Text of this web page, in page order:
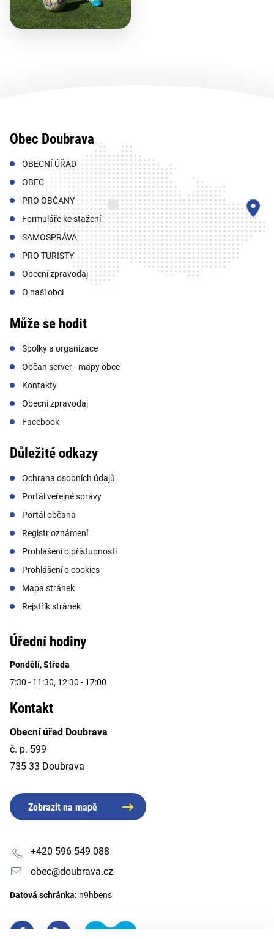
Obec Doubrava
OBECNÍ ÚŘAD
OBEC
PRO OBČANY
Formuláře ke stažení
SAMOSPRÁVA
PRO TURISTY
Obecní zpravodaj
O naší obci
Může se hodit
Spolky a organizace
Občan server - mapy obce
Kontakty
Obecní zpravodaj
Facebook
Důležité odkazy
Ochrana osobních údajů
Portál veřejné správy
Portál občana
Registr oznámení
Prohlášení o přístupnosti
Prohlášení o cookies
Mapa stránek
Rejstřík stránek
Úřední hodiny
Pondělí, Středa
7:30 - 11:30, 12:30 - 17:00
Kontakt
Obecní úřad Doubrava
č. p. 599
735 33 Doubrava
Zobrazit na mapě
+420 596 549 088
obec@doubrava.cz
Datová schránka: n9hbens